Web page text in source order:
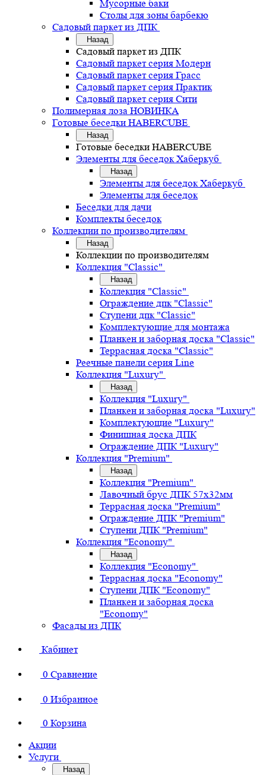
Мусорные баки
Столы для зоны барбекю
Садовый паркет из ДПК
Назад
Садовый паркет из ДПК
Садовый паркет серия Mодерн
Садовый паркет серия Грасс
Садовый паркет серия Практик
Садовый паркет серия Сити
Полимерная лоза НОВИНКА
Готовые беседки HABERCUBE
Назад
Готовые беседки HABERCUBE
Элементы для беседок Хаберкуб
Назад
Элементы для беседок Хаберкуб
Элементы для беседок
Беседки для дачи
Комплекты беседок
Коллекции по производителям
Назад
Коллекции по производителям
Коллекция "Classic"
Назад
Коллекция "Classic"
Ограждение дпк "Classic"
Ступени дпк "Classic"
Комплектующие для монтажа
Планкен и заборная доска "Classic"
Террасная доска "Classic"
Реечные панели серия Line
Коллекция "Luxury"
Назад
Коллекция "Luxury"
Планкен и заборная доска "Luxury"
Комплектующие "Luxury"
Финишная доска ДПК
Ограждение ДПК "Luxury"
Коллекция "Premium"
Назад
Коллекция "Premium"
Лавочный брус ДПК 57х32мм
Террасная доска "Premium"
Ограждение ДПК "Premium"
Ступени ДПК "Premium"
Коллекция "Economy"
Назад
Коллекция "Economy"
Террасная доска "Economy"
Ступени ДПК "Economy"
Планкен и заборная доска
"Economy"
Фасады из ДПК
Кабинет
0 Сравнение
0 Избранное
0 Корзина
Акции
Услуги
Назад